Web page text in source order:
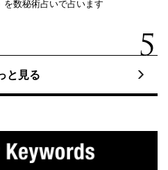
を数秘術占いで占います
と見る